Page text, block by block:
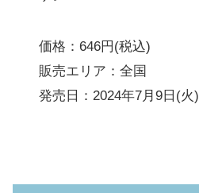
価格：646円(税込)
販売エリア：全国
発売日：2024年7月9日(火)